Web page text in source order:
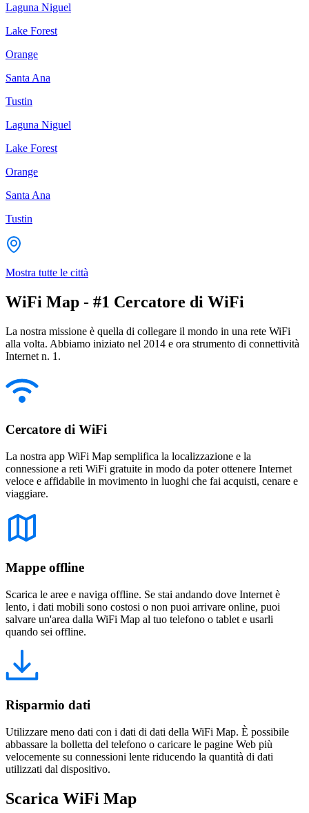
Laguna Niguel
Lake Forest
Orange
Santa Ana
Tustin
Laguna Niguel
Lake Forest
Orange
Santa Ana
Tustin
Mostra tutte le città
WiFi Map - #1 Cercatore di WiFi
La nostra missione è quella di collegare il mondo in una rete WiFi
alla volta. Abbiamo iniziato nel 2014 e ora strumento di connettività
Internet n. 1.
Cercatore di WiFi
La nostra app WiFi Map semplifica la localizzazione e la
connessione a reti WiFi gratuite in modo da poter ottenere Internet
veloce e affidabile in movimento in luoghi che fai acquisti, cenare e
viaggiare.
Mappe offline
Scarica le aree e naviga offline. Se stai andando dove Internet è
lento, i dati mobili sono costosi o non puoi arrivare online, puoi
salvare un'area dalla WiFi Map al tuo telefono o tablet e usarli
quando sei offline.
Risparmio dati
Utilizzare meno dati con i dati di dati della WiFi Map. È possibile
abbassare la bolletta del telefono o caricare le pagine Web più
velocemente su connessioni lente riducendo la quantità di dati
utilizzati dal dispositivo.
Scarica WiFi Map